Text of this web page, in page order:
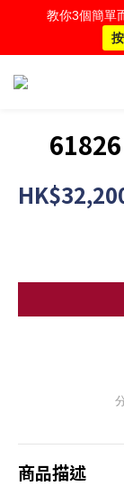
商品描述
教你3個簡單